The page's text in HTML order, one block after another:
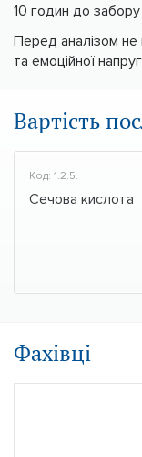
10 годин до забору
Перед аналізом не
та емоційної
Вартість
Код: 1.2.5.
Сечова кислота
Фахівці